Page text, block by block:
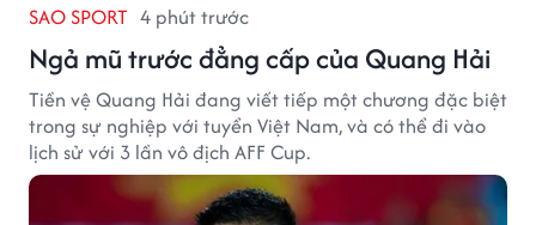
SAO SPORT 4 phút trước
Ngả mũ trước đẳng cấp của Quang Hải
Tiền vệ Quang Hải đang viết tiếp một chương đặc biệt
trong sự nghiệp với tuyển Việt Nam, và có thể đi vào
lịch sử với 3 lần vô địch AFF Cup.